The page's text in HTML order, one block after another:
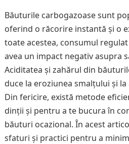
Băuturile carbogazoase sunt
oferind o răcorire instantă și o
toate acestea, consumul
avea un impact negativ asupra
Aciditatea și zahărul din
duce la eroziunea smalțului și
Din fericire, există metode
dinții și pentru a te bucura în
băuturi ocazional. În acest
sfaturi și practici pentru a